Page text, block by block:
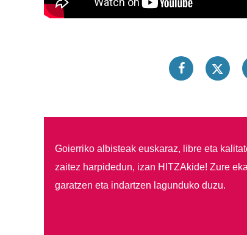
Goierriko albisteak euskaraz, libre eta
zaitez harpidedun, izan HITZAkide! Zure
garatzen eta indartzen lagunduko duzu.